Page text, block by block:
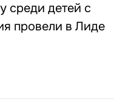
среди детей с
провели в Лиде